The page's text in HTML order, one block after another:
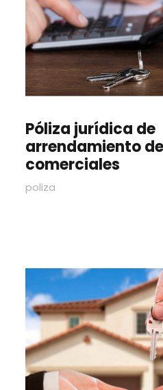
Póliza jurídica de
arrendamiento
comerciales
poliza